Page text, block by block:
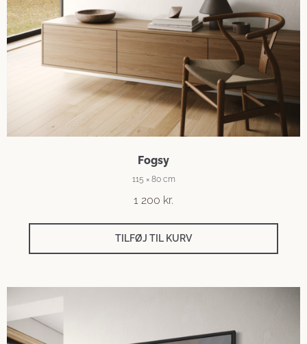
Fogsy
115 × 80 cm
1 200 kr.
TILFØJ TIL KURV